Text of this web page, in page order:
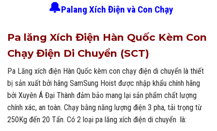
🔔Palang Xích Điện và Con Chạy
Pa lăng Xích Điện Hàn Quốc Kèm Con
Chạy Điện Di Chuyển (SCT)
Pa Lăng xích điện Hàn Quốc kèm con chạy điện di chuyển là thiết
bị sản xuất bởi hãng SamSung Hoist được nhập khẩu chính hãng
bởi Xuyên Á Đại Thành đảm bảo mang lại sản phẩm chất lượng
chính xác, an toàn. Chạy bằng năng lượng điện 3 pha, tải trọng từ
250Kg đến 20 Tấn. Có 2 loại pa lăng xích điện di chuyển là: